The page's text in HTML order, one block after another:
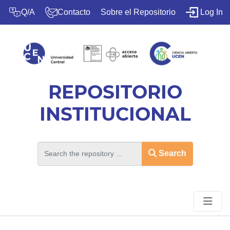
Q/A Contacto Sobre el Repositorio Log In
REPOSITORIO
INSTITUCIONAL
Search